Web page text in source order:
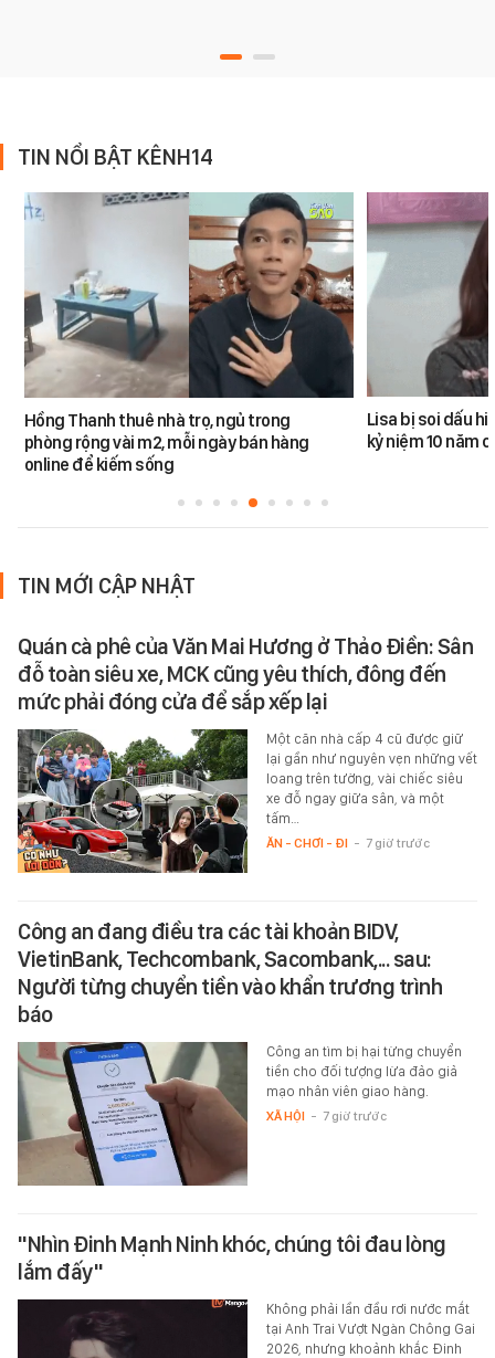
TIN NỔI BẬT KÊNH14
Hồng Thanh thuê nhà trọ, ngủ trong
phòng rộng vài m2, mỗi ngày bán hàng
online để kiếm sống
Lisa bị soi dấu
kỷ niệm 10 năm
TIN MỚI CẬP NHẬT
Quán cà phê của Văn Mai Hương ở Thảo Điền: Sân
đỗ toàn siêu xe, MCK cũng yêu thích, đông đến
mức phải đóng cửa để sắp xếp lại
Một căn nhà cấp 4 cũ được giữ
lại gần như nguyên vẹn những vết
loang trên tường, vài chiếc siêu
xe đỗ ngay giữa sân, và một
tấm…
ĂN - CHƠI - ĐI - 7 giờ trước
Công an đang điều tra các tài khoản BIDV,
VietinBank, Techcombank, Sacombank,... sau:
Người từng chuyển tiền vào khẩn trương trình
báo
Công an tìm bị hại từng chuyển
tiền cho đối tượng lừa đảo giả
mạo nhân viên giao hàng.
XÃ HỘI - 7 giờ trước
"Nhìn Đinh Mạnh Ninh khóc, chúng tôi đau lòng
lắm đấy"
Không phải lần đầu rơi nước mắt
tại Anh Trai Vượt Ngàn Chông Gai
2026, nhưng khoảnh khắc Đinh